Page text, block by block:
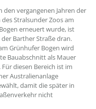
titel ???
den vergangenen Jahren der
Stralsunder Zoos am
erneuert wurde, ist
Barther Straße dran.
Grünhufer Bogen wird
Bauabschnitt als Mauer
diesen Bereich ist im
Australienanlage
damit die später in
nicht